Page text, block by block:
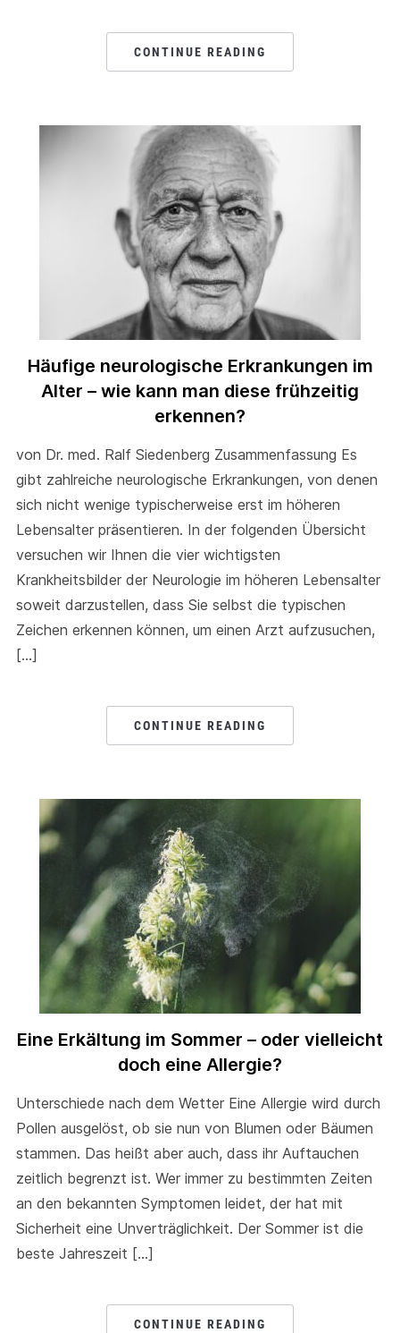
CONTINUE READING
Häufige neurologische Erkrankungen im
Alter – wie kann man diese frühzeitig
erkennen?
von Dr. med. Ralf Siedenberg Zusammenfassung Es
gibt zahlreiche neurologische Erkrankungen, von denen
sich nicht wenige typischerweise erst im höheren
Lebensalter präsentieren. In der folgenden Übersicht
versuchen wir Ihnen die vier wichtigsten
Krankheitsbilder der Neurologie im höheren Lebensalter
soweit darzustellen, dass Sie selbst die typischen
Zeichen erkennen können, um einen Arzt aufzusuchen,
[…]
CONTINUE READING
Eine Erkältung im Sommer – oder vielleicht
doch eine Allergie?
Unterschiede nach dem Wetter Eine Allergie wird durch
Pollen ausgelöst, ob sie nun von Blumen oder Bäumen
stammen. Das heißt aber auch, dass ihr Auftauchen
zeitlich begrenzt ist. Wer immer zu bestimmten Zeiten
an den bekannten Symptomen leidet, der hat mit
Sicherheit eine Unverträglichkeit. Der Sommer ist die
beste Jahreszeit […]
CONTINUE READING